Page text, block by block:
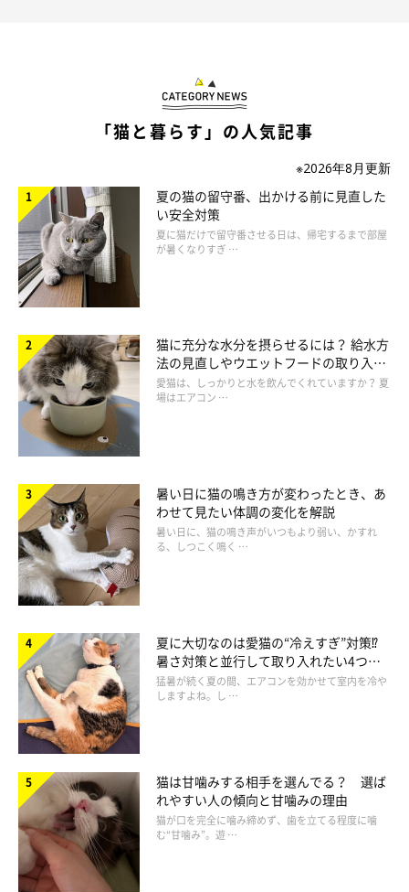
「猫と暮らす」の人気記事
※2026年8月更新
夏の猫の留守番、出かける前に見直した
い安全対策
夏に猫だけで留守番させる日は、帰宅するまで部屋
が暑くなりすぎ …
猫に充分な水分を摂らせるには？ 給水方
法の見直しやウエットフードの取り入れ
方を解説
愛猫は、しっかりと水を飲んでくれていますか？ 夏
場はエアコン …
暑い日に猫の鳴き方が変わったとき、あ
わせて見たい体調の変化を解説
暑い日に、猫の鳴き声がいつもより弱い、かすれ
る、しつこく鳴く …
夏に大切なのは愛猫の“冷えすぎ”対策⁉
暑さ対策と並行して取り入れたい4つの
工夫
猛暑が続く夏の間、エアコンを効かせて室内を冷や
しますよね。し …
猫は甘噛みする相手を選んでる？ 選ば
れやすい人の傾向と甘噛みの理由
猫が口を完全に噛み締めず、歯を立てる程度に噛
む“甘噛み”。遊 …